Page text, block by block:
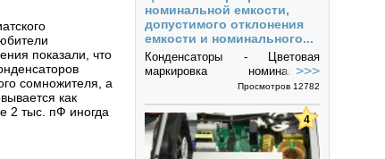
показали, что
сомножителя, а
как
2 тыс. пФ иногда
номинальной емкости,
допустимого отклонения
емкости и номинального...
Конденсаторы - Цветовая
маркировка номинальной
емкости, допустимого
номинального напряжения
конденсаторов Цветовая
кодировка применяется для...
>>>
Просмотров 12782
4